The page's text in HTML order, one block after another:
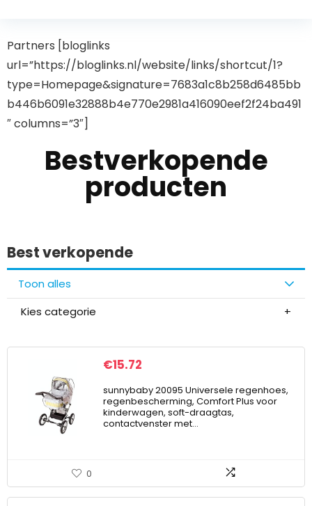
Partners [bloglinks
url=”https://bloglinks.nl/website/links/shortcut/1?
type=Homepage&signature=7683a1c8b258d6485bb
b446b6091e32888b4e770e2981a416090eef2f24ba491
″ columns=”3″]
Bestverkopende
producten
Best verkopende
Toon alles
Kies categorie
€15.72
sunnybaby 20095 Universele regenhoes,
regenbescherming, Comfort Plus voor
kinderwagen, soft-draagtas,
contactvenster met…
0